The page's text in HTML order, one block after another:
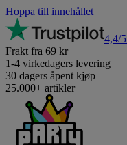
Hoppa till innehållet
4,4/5
Frakt fra 69 kr
1-4 virkedagers levering
30 dagers åpent kjøp
25.000+ artikler